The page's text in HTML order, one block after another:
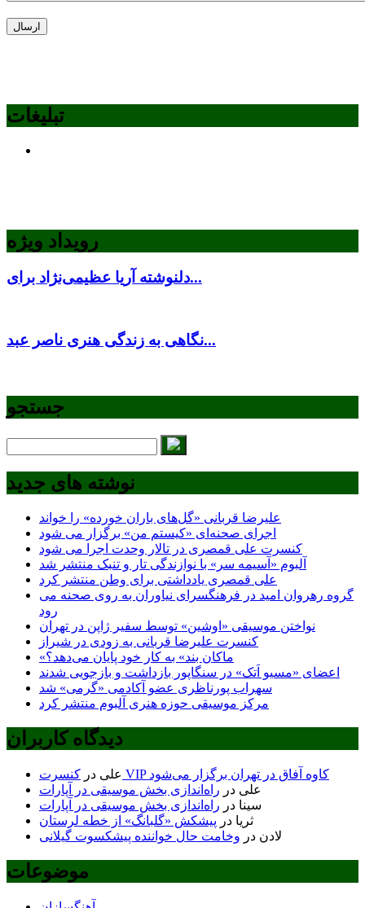
تبلیغات
رویداد ویژه
دلنوشته آریا عظیمی‌نژاد برای...
نگاهی به زندگی هنری ناصر عبد...
جستجو
نوشته های جدید
علیرضا قربانی «گل‌های باران خورده» را خواند
اجرای صحنه‌ای «کیستم من» برگزار می شود
کنسرت علی قمصری در تالار وحدت اجرا می شود
آلبوم «آسیمه سر» با نوازندگی تار و تنبک منتشر شد
علی قمصری یادداشتی برای وطن منتشر کرد
گروه رهروان امید در فرهنگسرای نیاوران به روی صحنه می
رود
نواختن موسیقی «اوشین» توسط سفیر ژاپن در تهران
کنسرت علیرضا قربانی به زودی در شیراز
«ماکان بند» به کار خود پایان می‌دهد؟
اعضای «مسیو اَتک» در سنگاپور بازداشت و بازجویی شدند
سهراب پورناظری عضو آکادمی «گرمی» شد
مرکز موسیقی حوزه هنری آلبوم منتشر کرد
دیدگاه کاربران
علی در
کنسرت VIP کاوه آفاق در تهران برگزار می‌شود
علی در راه‌اندازی بخش موسیقی در آپارات
سینا در راه‌اندازی بخش موسیقی در آپارات
ثریا در پیشکش «گلبانگ» از خطه لرستان
لادن در وخامت حال خواننده پیشکسوت گیلانی
موضوعات